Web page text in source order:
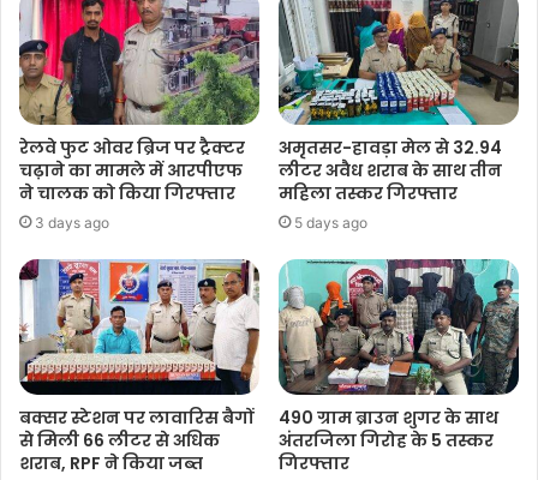
रेलवे फुट ओवर ब्रिज पर ट्रैक्टर
चढ़ाने का मामले में आरपीएफ
ने चालक को किया गिरफ्तार
3 days ago
अमृतसर-हावड़ा मेल से 32.94
लीटर अवैध शराब के साथ तीन
महिला तस्कर गिरफ्तार
5 days ago
बक्सर स्टेशन पर लावारिस बैगों
से मिली 66 लीटर से अधिक
शराब, RPF ने किया जब्त
490 ग्राम ब्राउन शुगर के साथ
अंतरजिला गिरोह के 5 तस्कर
गिरफ्तार